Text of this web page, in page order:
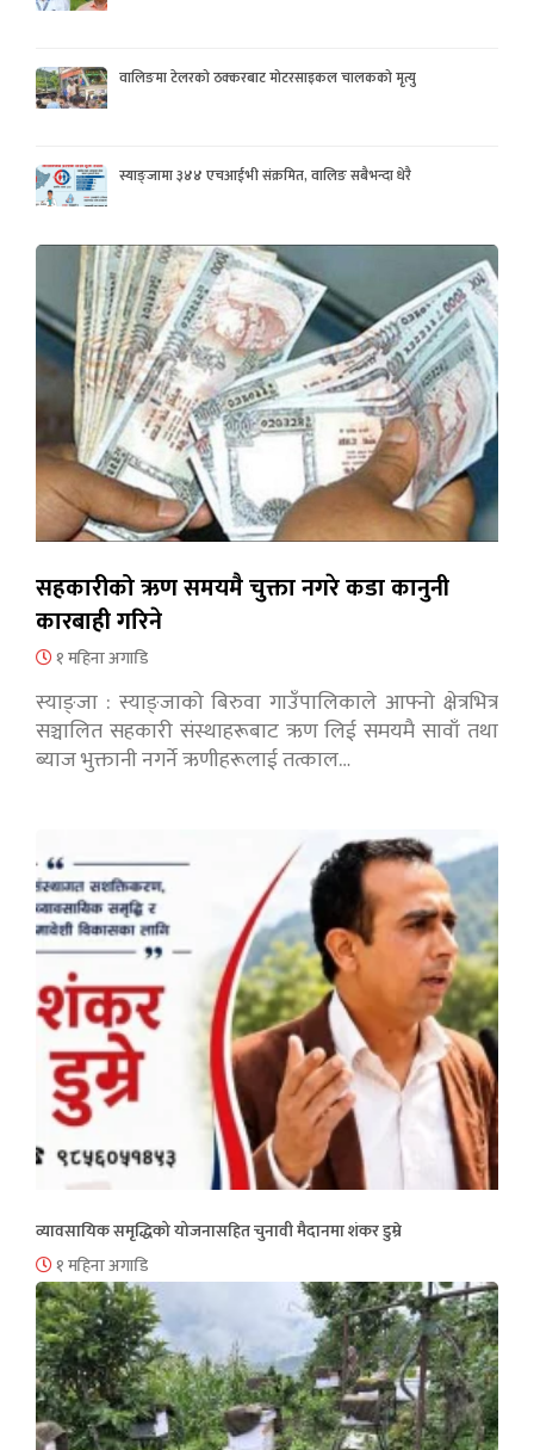
वालिङमा टेलरको ठक्करबाट मोटरसाइकल चालकको मृत्यु
स्याङ्जामा ३४४ एचआईभी संक्रमित, वालिङ सबैभन्दा धेरै
सहकारीको ऋण समयमै चुक्ता नगरे कडा कानुनी
कारबाही गरिने
१ महिना अगाडि
स्याङ्जा : स्याङ्जाको बिरुवा गाउँपालिकाले आफ्नो क्षेत्रभित्र
सञ्चालित सहकारी संस्थाहरूबाट ऋण लिई समयमै सावाँ तथा
ब्याज भुक्तानी नगर्ने ऋणीहरूलाई तत्काल…
व्यावसायिक समृद्धिको योजनासहित चुनावी मैदानमा शंकर डुम्रे
१ महिना अगाडि